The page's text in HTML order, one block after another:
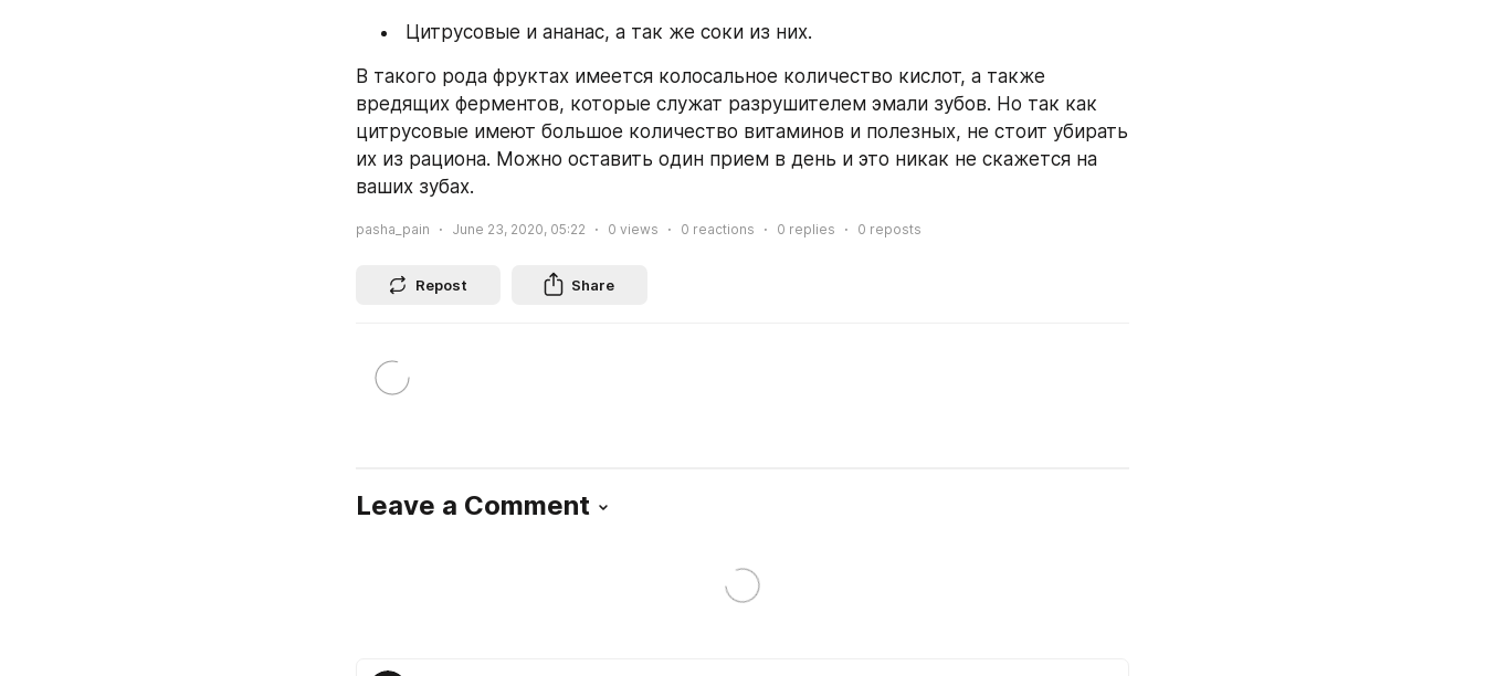
Цитрусовые и ананас, а так же соки из них.
В такого рода фруктах имеется колосальное количество кислот, а также
вредящих ферментов, которые служат разрушителем эмали зубов. Но так как
цитрусовые имеют большое количество витаминов и полезных, не стоит убирать
их из рациона. Можно оставить один прием в день и это никак не скажется на
ваших зубах.
pasha_pain June 23, 2020, 05:22 0 views 0 reactions 0 replies 0 reposts
Repost Share
Leave a Comment